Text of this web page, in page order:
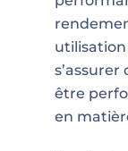
être
en